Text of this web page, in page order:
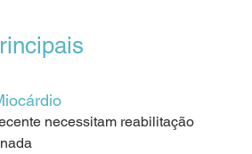
necessitam reabilitação